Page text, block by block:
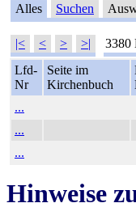
Alles Suchen
|< < > >| 3380
Lfd-
Nr
Seite im
Kirchenbuch
...
...
...
Hinweise